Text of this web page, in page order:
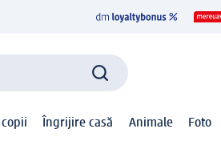
Îngrijire casă Animale Foto